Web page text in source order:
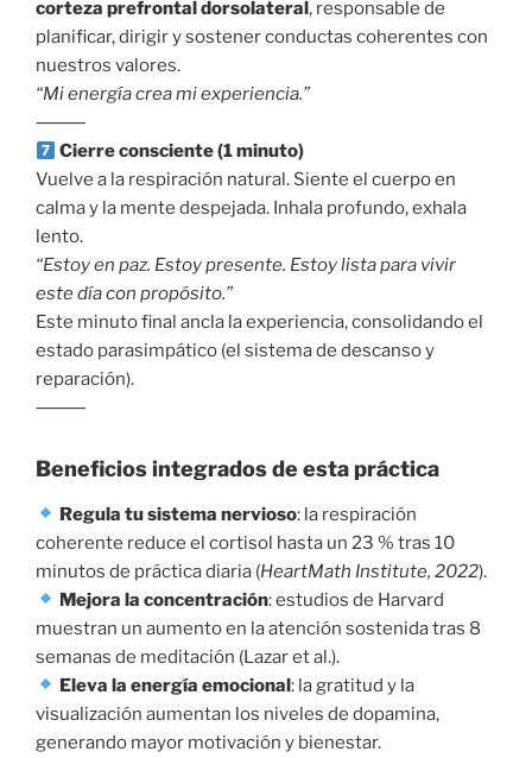
corteza prefrontal dorsolateral , responsable de
planificar, dirigir y sostener conductas coherentes con
nuestros valores.
“Mi energía crea mi experiencia.”
⸻
Cierre consciente (1 minuto)
Vuelve a la respiración natural. Siente el cuerpo en
calma y la mente despejada. Inhala profundo, exhala
lento.
“Estoy en paz. Estoy presente. Estoy lista para vivir
este día con propósito.”
Este minuto final ancla la experiencia, consolidando el
estado parasimpático (el sistema de descanso y
reparación).
⸻
Beneficios integrados de esta práctica
Regula tu sistema nervioso: la respiración
coherente reduce el cortisol hasta un 23 % tras 10
minutos de práctica diaria (HeartMath Institute, 2022).
Mejora la concentración: estudios de Harvard
muestran un aumento en la atención sostenida tras 8
semanas de meditación (Lazar et al.).
Eleva la energía emocional: la gratitud y la
visualización aumentan los niveles de dopamina,
generando mayor motivación y bienestar.